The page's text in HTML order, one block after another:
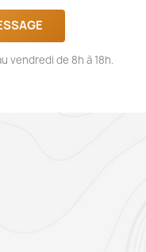
vendredi de 8h à 18h.